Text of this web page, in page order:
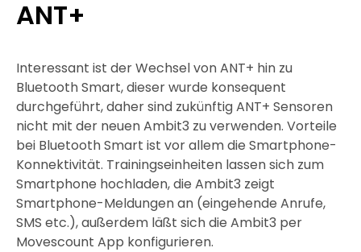
ANT+
Interessant ist der Wechsel von ANT+ hin zu
Bluetooth Smart, dieser wurde konsequent
durchgeführt, daher sind zukünftig ANT+ Sensoren
nicht mit der neuen Ambit3 zu verwenden. Vorteile
bei Bluetooth Smart ist vor allem die Smartphone-
Konnektivität. Trainingseinheiten lassen sich zum
Smartphone hochladen, die Ambit3 zeigt
Smartphone-Meldungen an (eingehende Anrufe,
SMS etc.), außerdem läßt sich die Ambit3 per
Movescount App konfigurieren.